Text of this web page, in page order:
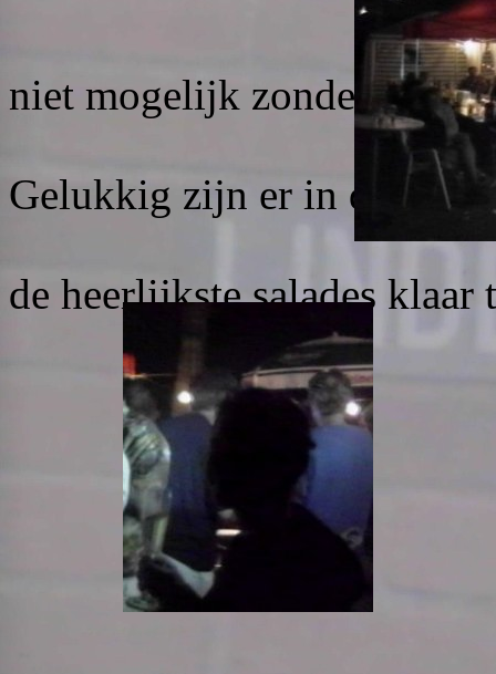
Een
niet mogelijk zonder de
Gelukkig zijn er in de
de heerlijkste salades klaar